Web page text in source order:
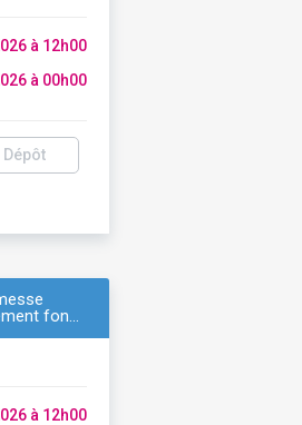
à 12h00
à 00h00
Dépôt
fon…
à 12h00